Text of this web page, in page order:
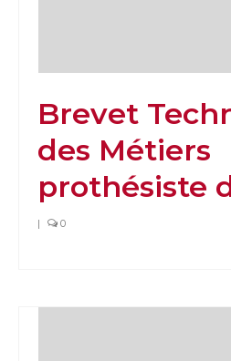
Brevet
des Métiers
prothésiste
| 0